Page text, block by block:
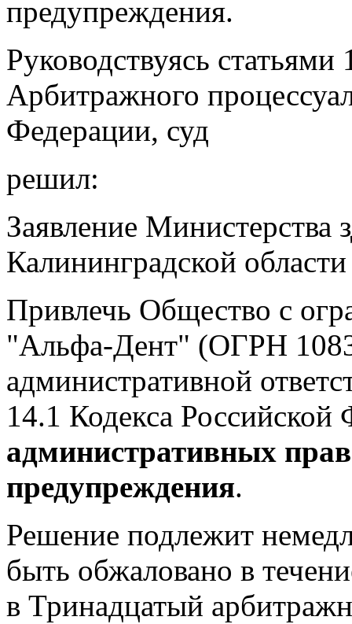
предупреждения.
Руководствуясь
Арбитражного
Федерации, суд
решил:
Заявление Министерства
Калининградской
Привлечь Общество с
"Альфа-Дент" (ОГРН
административной
14.1 Кодекса Российской
административных
предупреждения.
Решение подлежит
быть обжаловано в
в Тринадцатый